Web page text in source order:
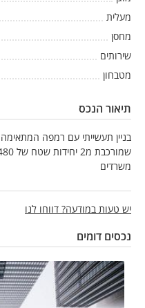
מעלית
מחסן
שירותים
מטבחון
תיאור הנכס
משרדים
יש טעות במודעה? דווחו לנו
נכסים דומים